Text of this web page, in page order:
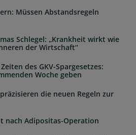
Müssen Abstandsregeln
Schlegel: „Krankheit wirkt wie
der Wirtschaft“
des GKV-Spargesetzes:
Woche geben
die neuen Regeln zur
nach Adipositas-Operation